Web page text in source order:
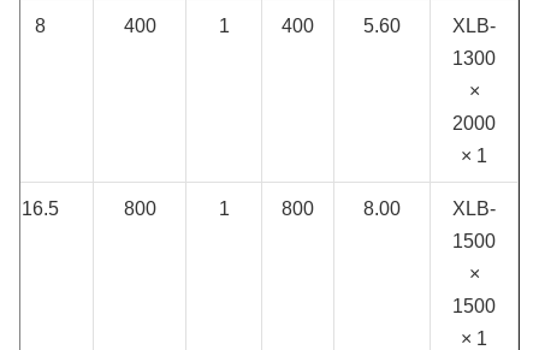
XLB-
1300
×
2000
× 1
5.60
400
1
400
8
XLB-
1500
×
1500
× 1
8.00
800
1
800
16.5